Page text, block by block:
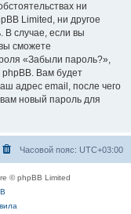
ни
Limited, ни другое
В случае, если вы
сможете
«Забыли пароль?»,
Вам будет
адрес email, после чего
новый пароль для
Часовой пояс: UTC+03:00
© phpBB Limited